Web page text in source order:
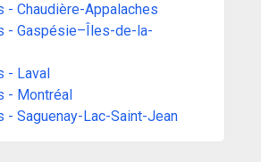
Chaudière-Appalaches
- Gaspésie–Îles-de-la-
- Laval
- Montréal
- Saguenay-Lac-Saint-Jean